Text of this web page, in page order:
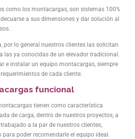
como los montacargas, son sistemas 100%
a sus dimensiones y dar solución al
por lo general nuestros clientes las solicitan
las ya conocidas de un elevador tradicional.
e instalar un equipo montacargas, siempre
de cada cliente.
funcional
tienen como característica
de carga, dentro de nuestros proyectos, a
a la par de nuestros clientes,
poder recomendarle el equipo ideal.